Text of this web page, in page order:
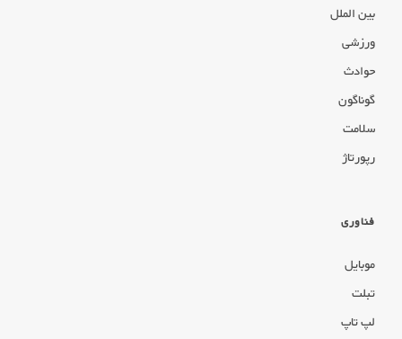
بین الملل
ورزشی
حوادث
گوناگون
سلامت
رپورتاژ
فناوری
موبایل
تبلت
لپ تاپ